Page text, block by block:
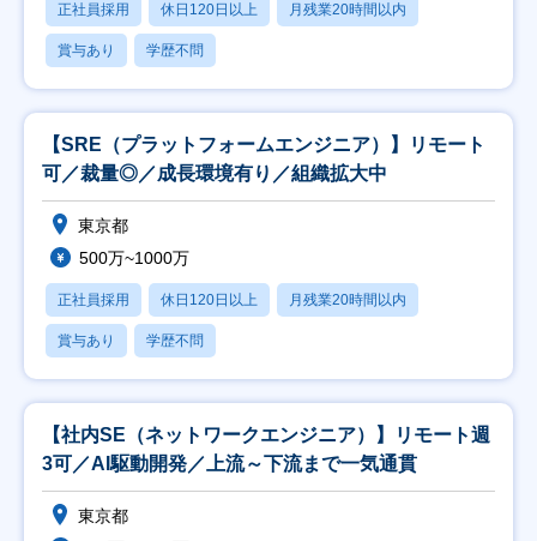
正社員採用 休日120日以上 月残業20時間以内
賞与あり 学歴不問
【SRE（プラットフォームエンジニア）】リモート
可／裁量◎／成長環境有り／組織拡大中
東京都
500万~1000万
正社員採用 休日120日以上 月残業20時間以内
賞与あり 学歴不問
【社内SE（ネットワークエンジニア）】リモート週
3可／AI駆動開発／上流～下流まで一気通貫
東京都